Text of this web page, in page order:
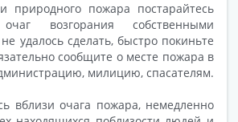
природного пожара постарайтесь
очаг возгорания собственными
удалось сделать, быстро покиньте
сообщите о месте пожара в
милицию, спасателям.
вблизи очага пожара, немедленно